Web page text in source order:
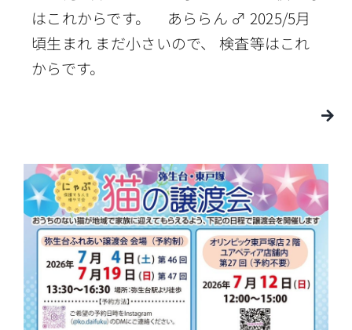
はこれからです。 あららん ♂ 2025/5月
頃生まれ まだ小さいので、 検査等はこれ
からです。